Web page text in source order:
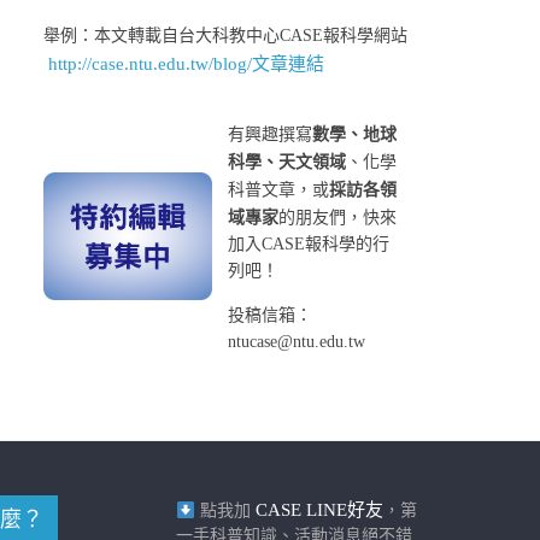
舉例：本文轉載自台大科教中心CASE報科學網站
http://case.ntu.edu.tw/blog/文章連結
有興趣撰寫數學、地球
科學、天文領域 、化學
科普文章，或採訪各領
域專家的朋友們，快來
加入CASE報科學的行
列吧！
投稿信箱：
ntucase@ntu.edu.tw
？ 點我加 CASE LINE好友 ，第
一手科普知識、活動消息絕不錯